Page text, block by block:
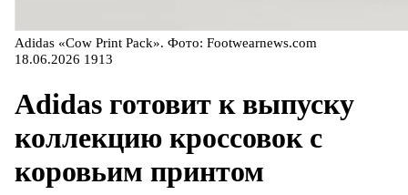
Adidas «Cow Print Pack». Фото: Footwearnews.com
18.06.2026 1913
Adidas готовит к выпуску
коллекцию кроссовок с
коровьим принтом